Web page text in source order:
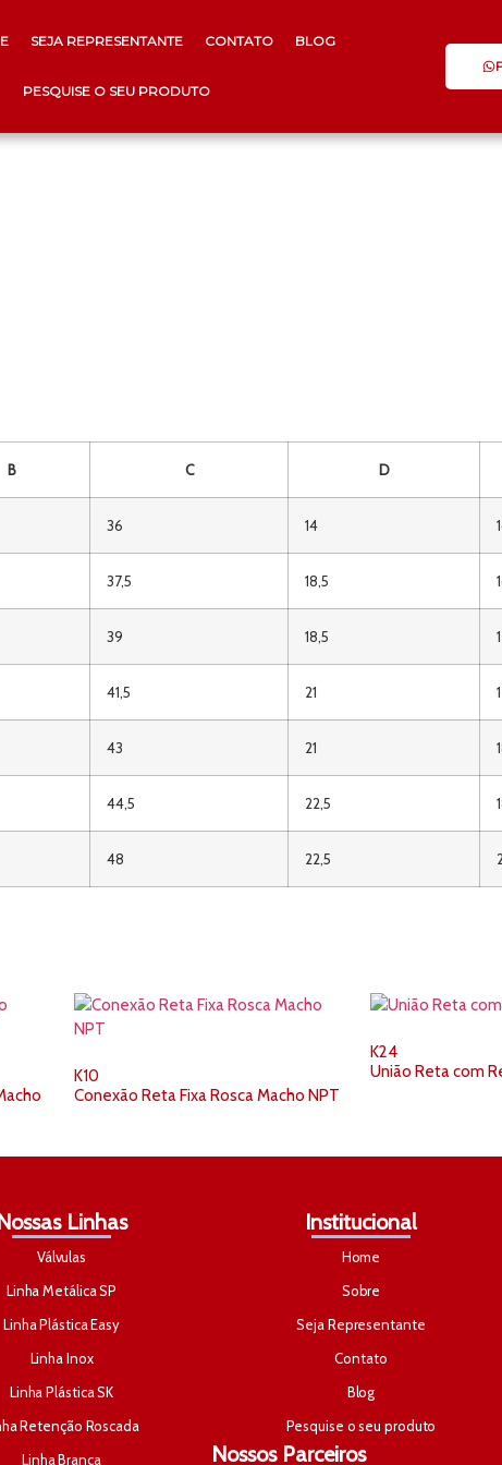
SEJA REPRESENTANTE CONTATO BLOG
PESQUISE O SEU PRODUTO
B C D
36 14
37,5 18,5
39 18,5
41,5 21
43 21
44,5 22,5
48 22,5
K10
Conexão Reta Fixa Rosca Macho NPT
K24
União Reta com
Linhas
Válvulas
Linha Metálica SP
Linha Plástica Easy
Linha Inox
Linha Plástica SK
Retenção Roscada
Linha Branca
Institucional
Home
Sobre
Seja Representante
Contato
Blog
Pesquise o seu produto
Nossos Parceiros